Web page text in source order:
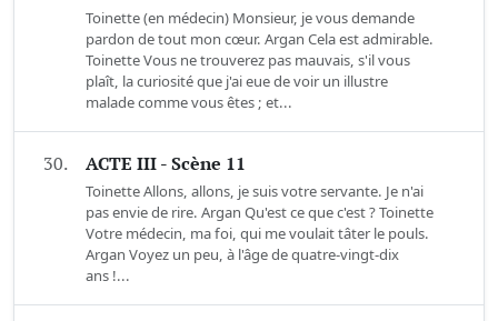
Toinette (en médecin) Monsieur, je vous demande
pardon de tout mon cœur. Argan Cela est admirable.
Toinette Vous ne trouverez pas mauvais, s'il vous
plaît, la curiosité que j'ai eue de voir un illustre
malade comme vous êtes ; et...
30. ACTE III - Scène 11
Toinette Allons, allons, je suis votre servante. Je n'ai
pas envie de rire. Argan Qu'est ce que c'est ? Toinette
Votre médecin, ma foi, qui me voulait tâter le pouls.
Argan Voyez un peu, à l'âge de quatre-vingt-dix
ans !...